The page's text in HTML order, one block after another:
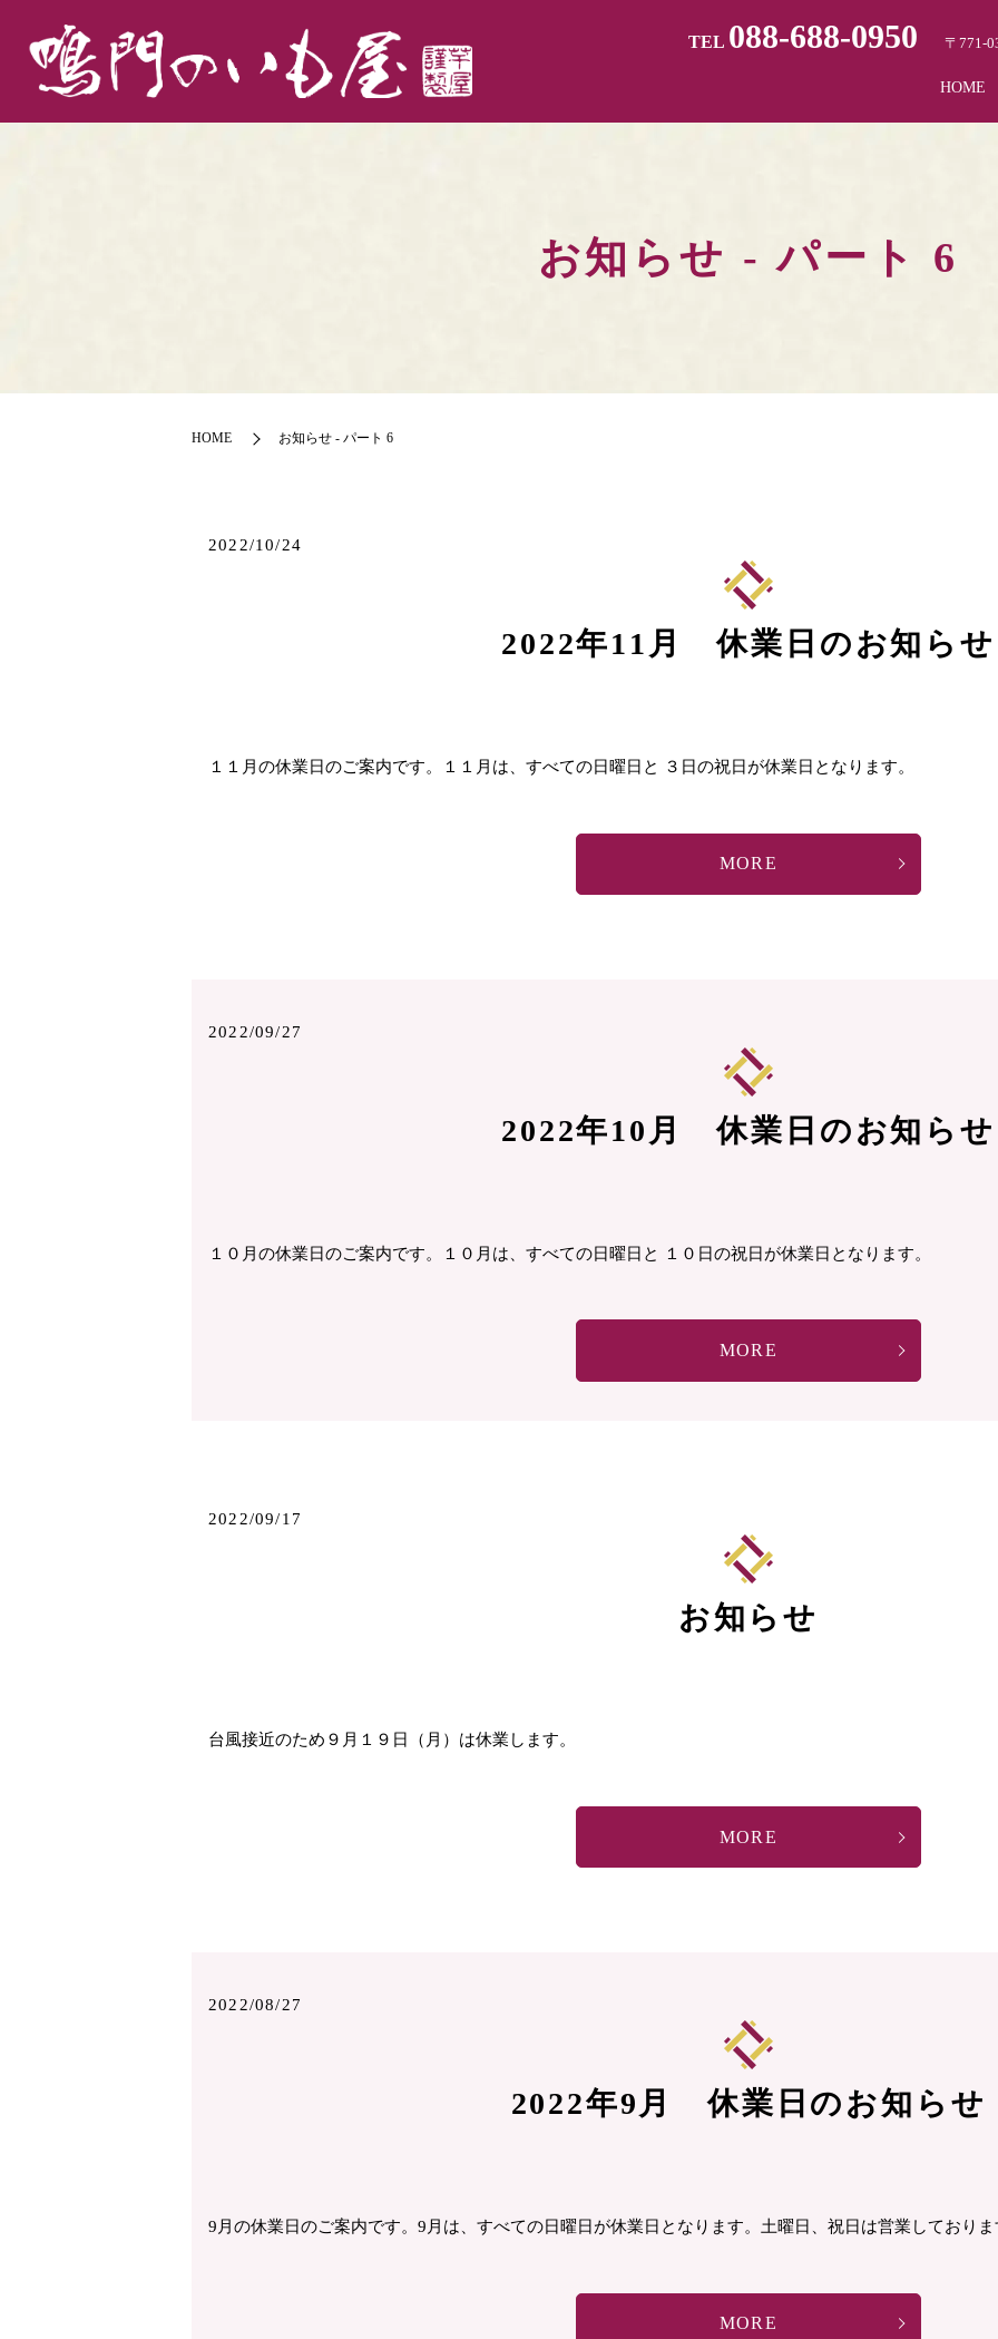
TEL 088-688-0950 〒771-
HOME
お知らせ - パート 6
HOME お知らせ - パート 6
2022/10/24
2022年11月 休業日のお知らせ
１１月の休業日のご案内です。１１月は、すべての日曜日と ３日の祝日が休業日となります。
MORE
2022/09/27
2022年10月 休業日のお知らせ
１０月の休業日のご案内です。１０月は、すべての日曜日と １０日の祝日が休業日となります。
MORE
2022/09/17
お知らせ
台風接近のため９月１９日（月）は休業します。
MORE
2022/08/27
2022年9月 休業日のお知らせ
9月の休業日のご案内です。9月は、すべての日曜日が休業日となります。土曜日、祝日は営業しておりま
MORE